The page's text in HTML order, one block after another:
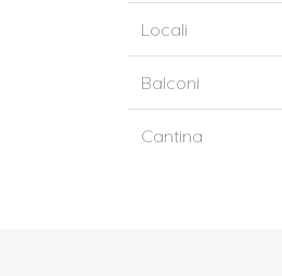
Locali
Balconi
Cantina